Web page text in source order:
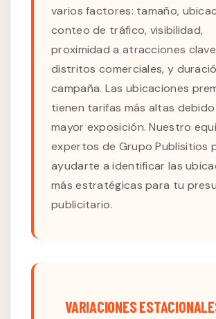
varios factores: tamaño,
conteo de tráfico, visibilidad,
proximidad a atracciones
distritos comerciales, y
campaña. Las ubicaciones
tienen tarifas más altas debido
mayor exposición. Nuestro
expertos de Grupo Publisitios
ayudarte a identificar las
más estratégicas para tu
publicitario.
VARIACIONES